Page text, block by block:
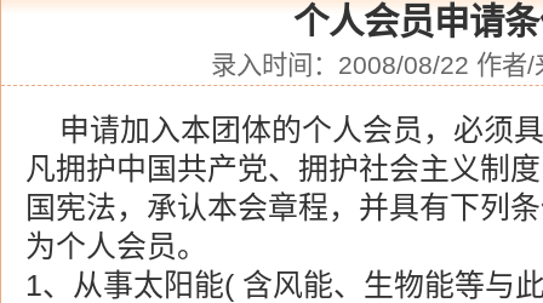
个人会员申请
录入时间：2008/08/22 作者
申请加入本团体的个人会员，必须
凡拥护中国共产党、拥护社会主义制
国宪法，承认本会章程，并具有下列
为个人会员。
1、从事太阳能( 含风能、生物能等与